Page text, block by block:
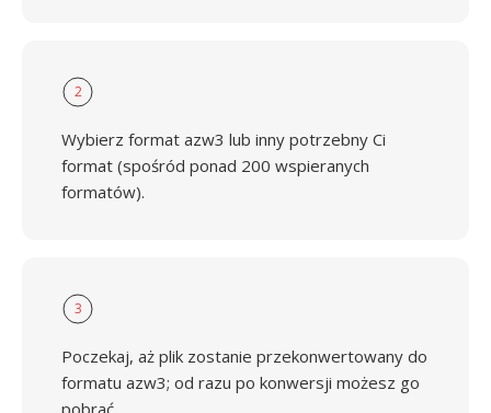
2
Wybierz format azw3 lub inny potrzebny Ci
format (spośród ponad 200 wspieranych
formatów).
3
Poczekaj, aż plik zostanie przekonwertowany do
formatu azw3; od razu po konwersji możesz go
pobrać.